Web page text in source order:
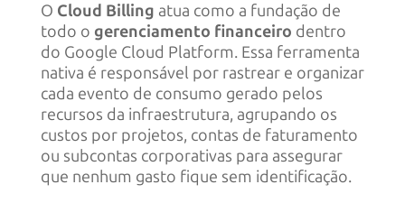
O Cloud Billing atua como a fundação de
todo o gerenciamento financeiro dentro
do Google Cloud Platform. Essa ferramenta
nativa é responsável por rastrear e organizar
cada evento de consumo gerado pelos
recursos da infraestrutura, agrupando os
custos por projetos, contas de faturamento
ou subcontas corporativas para assegurar
que nenhum gasto fique sem identificação.